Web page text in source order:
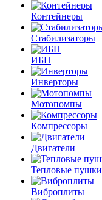
Контейнеры
Стабилизаторы
ИБП
Инверторы
Мотопомпы
Компрессоры
Двигатели
Тепловые пушки
Виброплиты